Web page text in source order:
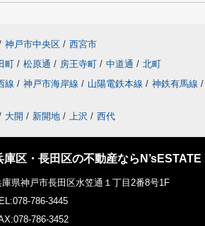
神戸市中央区 / 西宮市
町 / 松原通 / 房王寺町 / 中道通 / 北町
線 / 神戸市海岸線 / 山陽電鉄本線 / 神鉄有馬線 /
大開 / 新開地 / 上沢 / 西代
庫区・長田区の不動産ならN’sESTATE
庫県神戸市長田区水笠通１丁目2番8号1F
786-3445
786-3452